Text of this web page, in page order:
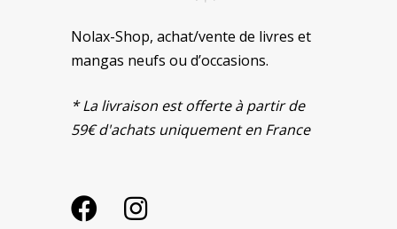
Nolax-Shop, achat/vente de livres et
mangas neufs ou d’occasions.
* La livraison est offerte à partir de
59€ d'achats uniquement en France